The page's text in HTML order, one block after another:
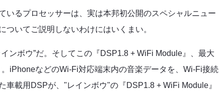
いるプロセッサーは、実は本邦初公開のスペシャルニュー
いてご説明しないわけにはいくまい。
ンボウ”だ。そしてこの『DSP1.8 + WiFi Module』、最大
iPhoneなどのWi-Fi対応端末内の音楽データを、Wi-Fi接続
載用DSPが、"レインボウ"の『DSP1.8 + WiFi Module』